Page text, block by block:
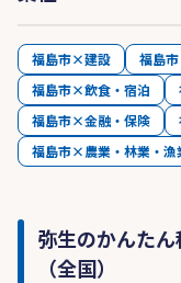
福島市×建設 福島
福島市×飲食・宿泊
福島市×金融・保険
福島市×農業・林業・漁
弥生のかんた
（全国）